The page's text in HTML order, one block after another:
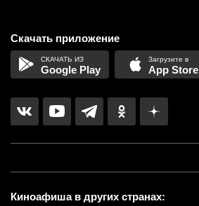
Скачать приложение
Google Play App Store
Киноафиша в других странах: